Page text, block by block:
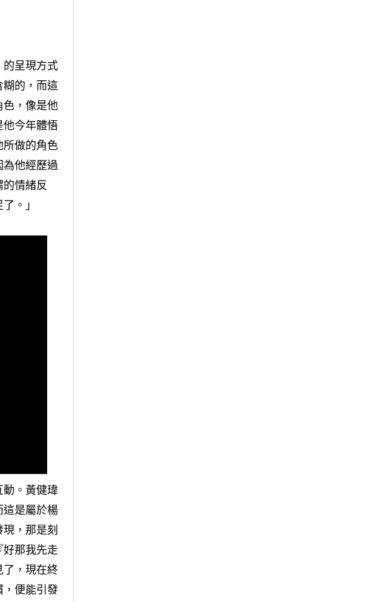
的呈現方式
的，而這
色，像是他
他今年體悟
所做的角色
他經歷過
的情緒反
。」
動。黃健瑋
這是屬於楊
，那是刻
好那我先走
了，現在終
，便能引發